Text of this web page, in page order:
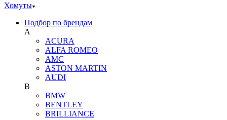
Хомуты
Подбор по брендам
A
ACURA
ALFA ROMEO
AMC
ASTON MARTIN
AUDI
B
BMW
BENTLEY
BRILLIANCE